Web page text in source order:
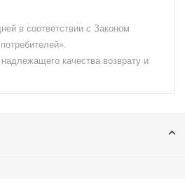
в соответствии с Законом
качества возврату и